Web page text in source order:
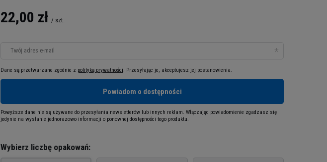
22,00 zł / szt.
Twój adres e-mail
Dane są przetwarzane zgodnie z polityką prywatności. Przesyłając je, akceptujesz jej postanowienia.
Powiadom o dostępności
Powyższe dane nie są używane do przesyłania newsletterów lub innych reklam. Włączając powiadomienie zgadzasz się
jedynie na wysłanie jednorazowo informacji o ponownej dostępności tego produktu.
Wybierz liczbę opakowań: